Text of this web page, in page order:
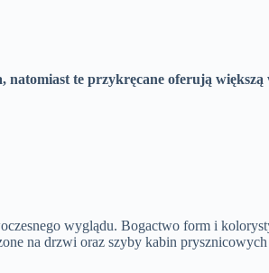
te przykręcane oferują większą
wyglądu. Bogactwo form i
na drzwi oraz szyby kabin